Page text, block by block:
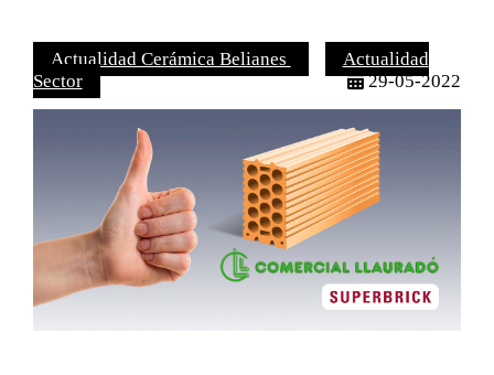
Actualidad Cerámica Belianes
Actualidad
Sector
29-05-2022